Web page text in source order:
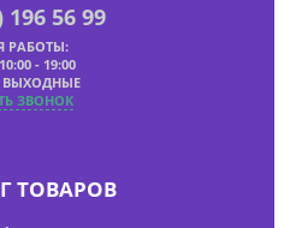
196 56 99
РАБОТЫ:
- 19:00
ВЫХОДНЫЕ
ЗВОНОК
ТОВАРОВ